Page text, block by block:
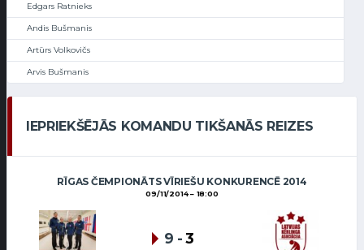
Edgars Ratnieks
Andis Bušmanis
Artūrs Volkovičs
Arvis Bušmanis
IEPRIEKŠĒJĀS KOMANDU TIKŠANĀS REIZES
RĪGAS ČEMPIONĀTS VĪRIEŠU KONKURENCĒ 2014
09/11/2014 18:00
9 -3